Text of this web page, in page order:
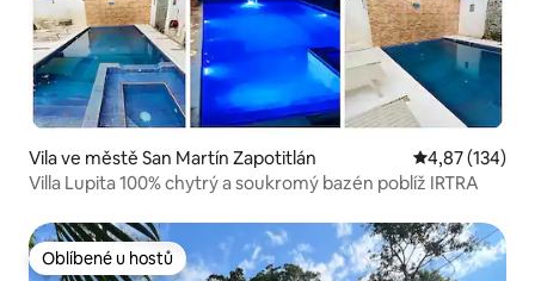
Vila ve městě San Martín Zapotitlán Průměrné
4,87 (134)
Villa Lupita 100% chytrý a soukromý bazén poblíž IRTRA
Oblíbené u hostů
Oblíbené u hostů